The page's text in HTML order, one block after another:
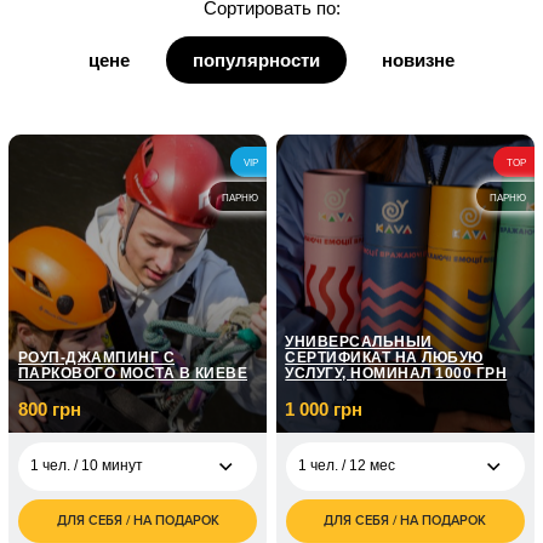
для дедушки
для бабушки
для кума
Сортировать по:
цене популярности новизне
VIP
ПАРНЮ
РОУП-ДЖАМПИНГ С
ПАРКОВОГО МОСТА В КИЕВЕ
800 грн
1 чел. / 10 минут
ДЛЯ СЕБЯ / НА ПОДАРОК
TOP
ПАРНЮ
УНИВЕРСАЛЬНЫЙ
СЕРТИФИКАТ НА ЛЮБУЮ
УСЛУГУ, НОМИНАЛ 1000 ГРН
1 000 грн
1 чел. / 12 мес
1 000
ДЛЯ СЕБЯ / НА ПОДАРОК